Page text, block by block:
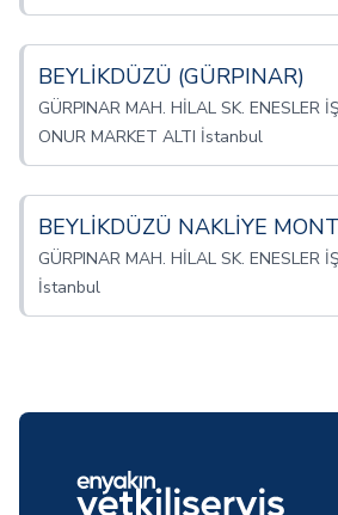
BEYLİKDÜZÜ (GÜRPINAR)
GÜRPINAR MAH. HİLAL SK. ENESLER
ONUR MARKET ALTI İstanbul
BEYLİKDÜZÜ NAKLİYE
GÜRPINAR MAH. HİLAL SK. ENESLER
İstanbul